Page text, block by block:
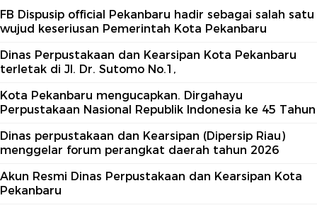
FB Dispusip official Pekanbaru hadir sebagai salah satu
wujud keseriusan Pemerintah Kota Pekanbaru
Dinas Perpustakaan dan Kearsipan Kota Pekanbaru
terletak di Jl. Dr. Sutomo No.1,
Kota Pekanbaru mengucapkan. Dirgahayu
Perpustakaan Nasional Republik Indonesia ke 45 Tahun
Dinas perpustakaan dan Kearsipan (Dipersip Riau)
menggelar forum perangkat daerah tahun 2026
Akun Resmi Dinas Perpustakaan dan Kearsipan Kota
Pekanbaru